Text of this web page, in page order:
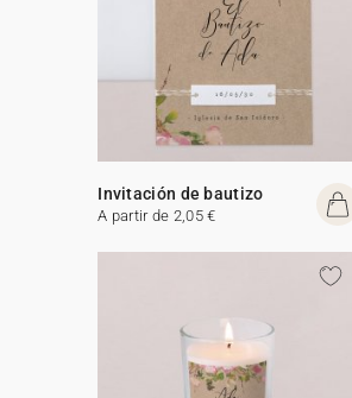
Invitación de bautizo
A partir de 2,05 €